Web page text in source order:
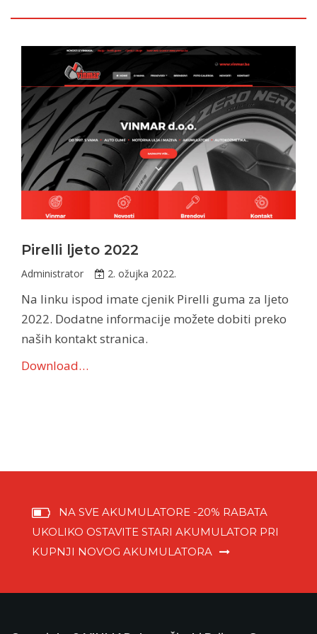
Pirelli ljeto 2022
Administrator 2. ožujka 2022.
Na linku ispod imate cjenik Pirelli guma za ljeto
2022. Dodatne informacije možete dobiti preko
naših kontakt stranica.
Download…
NA SVE AKUMULATORE -20% RABATA
UKOLIKO OSTAVITE STARI AKUMULATOR PRI
KUPNJI NOVOG AKUMULATORA